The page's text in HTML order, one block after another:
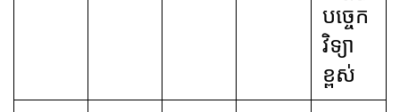
បច្ចេក
វិទ្យា
ខ្ពស់